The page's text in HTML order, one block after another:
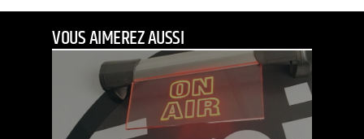
VOUS AIMEREZ AUSSI